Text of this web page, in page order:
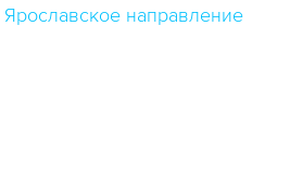
Ярославское направление